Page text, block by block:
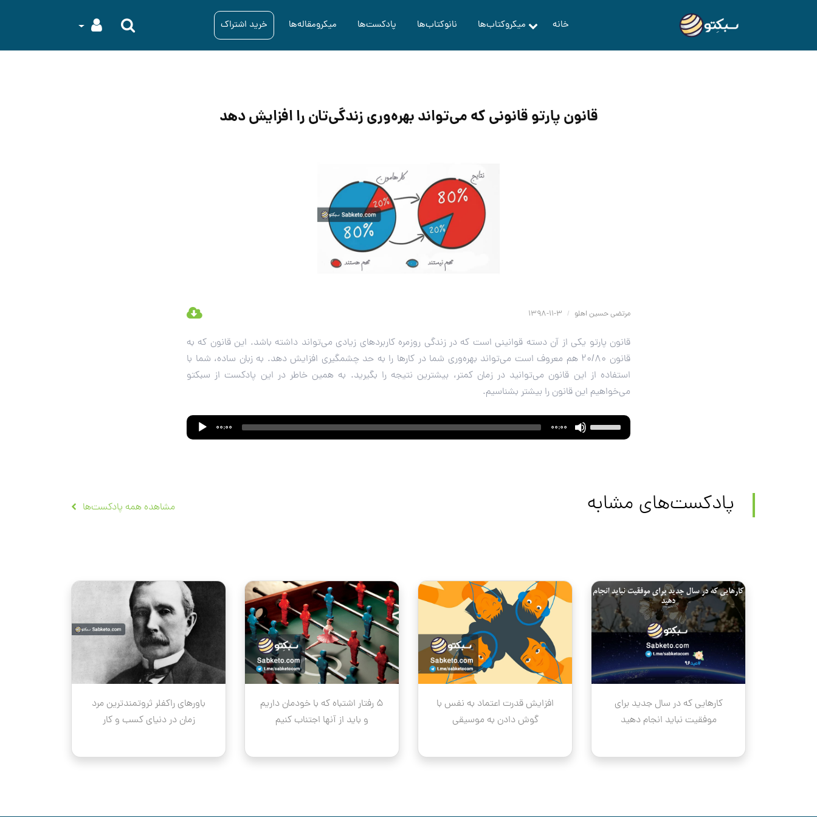
خانه میکروکتاب‌ها نانوکتاب‌ها پادکست‌ها میکرومقاله‌ها خرید اشتراک
قانون پارتو قانونی که می‌تواند بهره‌وری زندگی‌تان را افزایش دهد
مرتضی حسین اهلو /
قانون پارتو یکی از آن دسته قوانینی است که در زندگی روزمره کاربردهای زیادی می‌تواند داشته باشد. این قانون که به
قانون ۲۰/۸۰ هم معروف است می‌تواند بهره‌وری شما در کارها را به حد چشمگیری افزایش دهد. به زبان ساده، شما با
استفاده از این قانون می‌توانید در زمان کمتر، بیشترین نتیجه را بگیرید. به همین خاطر در این پادکست از سبکتو
می‌خواهیم این قانون را بیشتر بشناسیم.
Audio
Player
00:00 00:00
Use
Up/Down
increaseپادکست‌های مشابه مشاهده همه پادکست‌ها
کارهایی که در سال جدید برای
موفقیت نباید انجام دهید
افزایش قدرت اعتماد به نفس با
گوش دادن به موسیقی
۵ رفتار اشتباه که با خودمان داریم
و باید از آنها اجتناب کنیم
باورهای راکفلر ثروتمندترین مرد
زمان در دنیای کسب و کار